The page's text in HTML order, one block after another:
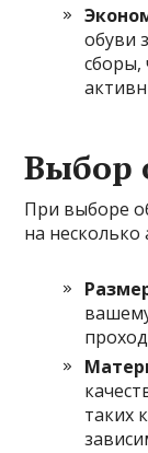
обуви
сборы,
Выбор
При выборе
на несколько
таких